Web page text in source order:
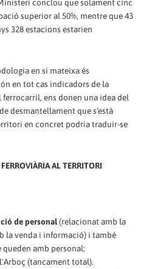
conclou que solament cinc
superior al 50%, mentre que 43
328 estacions estarien
en si mateixa és
en tot cas indicadors de la
ens donen una idea del
desmantellament que s'està
en concret podria traduir-se
AL TERRITORI
de personal(relacionat amb la
la venda i informació) i també
queden amb personal:
(tancament total).